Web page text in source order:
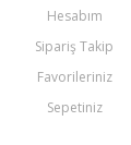
Hesabım
Sipariş Takip
Favorileriniz
Sepetiniz